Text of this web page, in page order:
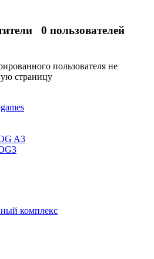
0 пользователей
пользователя не
страницу
A3
комплекс